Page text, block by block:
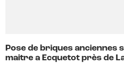
Pose de briques anciennes
maitre a Ecquetot près de